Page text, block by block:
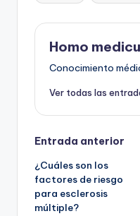
Homo
Conocimiento
Ver todas las
de
entradas
Entrada anterior
¿Cuáles son los
factores de riesgo
para esclerosis
múltiple?